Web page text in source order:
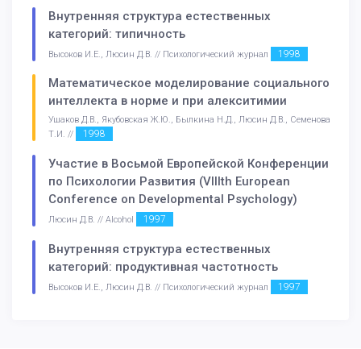
Внутренняя структура естественных
категорий: типичность
Высоков И.Е., Люсин Д.В. // Психологический журнал 1998
Математическое моделирование социального
интеллекта в норме и при алекситимии
Ушаков Д.В., Якубовская Ж.Ю., Былкина Н.Д., Люсин Д.В., Семенова
Т.И. //
1998
Участие в Восьмой Европейской Конференции
по Психологии Развития (VIIIth European
Conference on Developmental Psychology)
Люсин Д.В. // Alcohol 1997
Внутренняя структура естественных
категорий: продуктивная частотность
Высоков И.Е., Люсин Д.В. // Психологический журнал 1997